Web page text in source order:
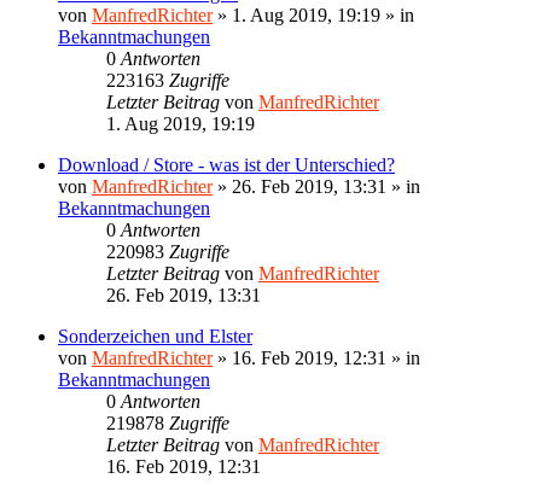
von ManfredRichter» 1. Aug 2019, 19:19 » in
Bekanntmachungen
0 Antworten
223163 Zugriffe
Letzter Beitrag von ManfredRichter
1. Aug 2019, 19:19
Download / Store - was ist der Unterschied?
von ManfredRichter» 26. Feb 2019, 13:31 » in
Bekanntmachungen
0 Antworten
220983 Zugriffe
Letzter Beitrag von ManfredRichter
26. Feb 2019, 13:31
Sonderzeichen und Elster
von ManfredRichter» 16. Feb 2019, 12:31 » in
Bekanntmachungen
0 Antworten
219878 Zugriffe
Letzter Beitrag von ManfredRichter
16. Feb 2019, 12:31